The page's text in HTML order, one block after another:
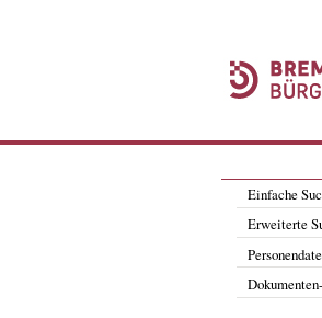
Einfache
Erweiterte